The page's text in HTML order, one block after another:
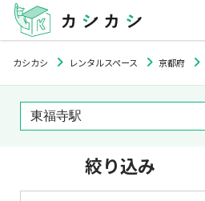
カシカシ レンタルスペース 京都府
絞り込み